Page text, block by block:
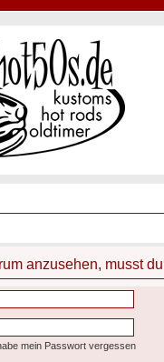
anzusehen, musst
mein Passwort vergessen